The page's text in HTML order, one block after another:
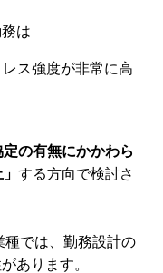
は
ス強度が非常に高
定の有無にかかわら
する方向で検討さ
では、勤務設計の
あります。